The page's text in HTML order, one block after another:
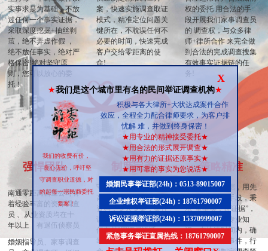
实事求是为基础，不放
过任何一个事实证据，
采取深度挖掘+抽丝剥
茧，绝不弄虚作假 ，
绝不放任事实，绝对严
格保密!绝对坚守原
则，您可以放心的委
托！
案，快速实施调查取证
模式，精准定位问题关
键所在，不耽误任何不
必要的时间，快速完成
客户交给零距离的使
命!
权的委托 用合法的手
段开展我们家事调查员
的 调查权，与众多律
师+律所合作 来完全做
到合法的完成调查搜集
有效事实证据链的任
务!
强悍团队
南通零距离调查公司有
着经验丰富的资深调查
员 、从业资质均在十
年以上，有退伍侦察员
婚姻指导员、家事调查
制度完善
守口如瓶，永不泄密。
高度保密 每一个客户
资料，专人专案，案件
调查结束后-绝不留任
何存档!用证据说话，
靠细节取胜、以专业立
策略精准
调查与搜集证据，用先
进的科学调查手段，秉
承”重事实，讲证据”，
举证标准详细专业知
识。在快速时间内，确
定问题或怀疑事件，行
X
★我们是这个城市里有名的民间举证调查机构★
我们的收费有价，
良心无价，呼吁坚
守调查职业道德，对
的起每一宗民商委托
要案！
积极与各大律所+大状达成案件合作
效应，全程全力配合律师要求，为客户排
忧解 难，并做到终身保密！
★用专业的精神接受委托★
★用合法的形式展开调查★
★用有力的证据还原事实★
★用可靠的事实为您说话★
婚姻民事举证部(24h)：0513-89015007
企业维权举证部(24h)：18761790007
诉讼证据举证部(24h)：15370999007
紧急事务举证直属热线：18761790007